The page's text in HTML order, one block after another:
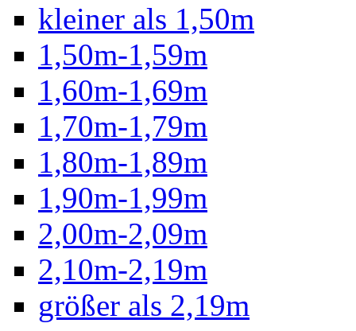
kleiner als 1,50m
1,50m-1,59m
1,60m-1,69m
1,70m-1,79m
1,80m-1,89m
1,90m-1,99m
2,00m-2,09m
2,10m-2,19m
größer als 2,19m